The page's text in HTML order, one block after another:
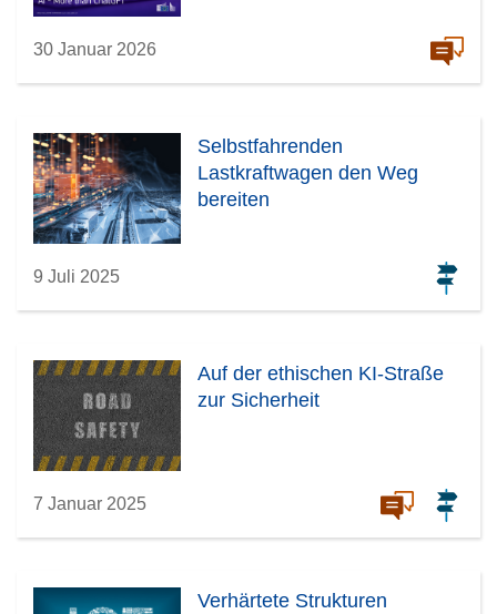
30 Januar 2026
Selbstfahrenden
Lastkraftwagen den Weg
bereiten
9 Juli 2025
Auf der ethischen KI-Straße
zur Sicherheit
7 Januar 2025
Verhärtete Strukturen